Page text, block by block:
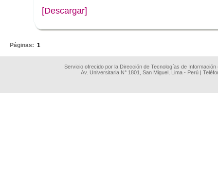
[Descargar]
Páginas: 1
Servicio ofrecido por la Dirección de Tecnologías de
Av. Universitaria N° 1801, San Miguel, Lima - Perú |